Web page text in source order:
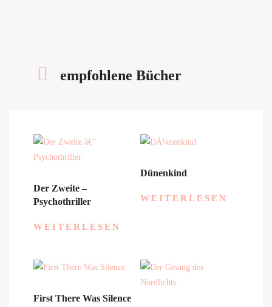
empfohlene Bücher
Der Zweite –
Psychothriller
WEITERLESEN
Dünenkind
WEITERLESEN
First There Was Silence